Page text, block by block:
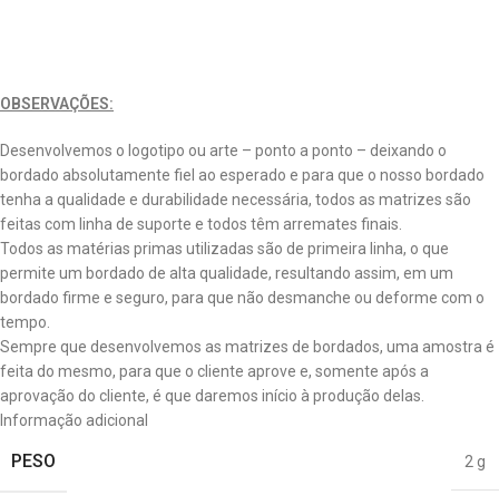
OBSERVAÇÕES:
Desenvolvemos o logotipo ou arte – ponto a ponto – deixando o
bordado absolutamente fiel ao esperado e para que o nosso bordado
tenha a qualidade e durabilidade necessária, todos as matrizes são
feitas com linha de suporte e todos têm arremates finais.
Todos as matérias primas utilizadas são de primeira linha, o que
permite um bordado de alta qualidade, resultando assim, em um
bordado firme e seguro, para que não desmanche ou deforme com o
tempo.
Sempre que desenvolvemos as matrizes de bordados, uma amostra é
feita do mesmo, para que o cliente aprove e, somente após a
aprovação do cliente, é que daremos início à produção delas.
Informação adicional
PESO 2 g